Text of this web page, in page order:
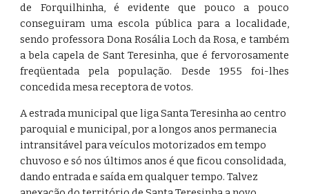
de Forquilhinha, é evidente que pouco a pouco
conseguiram uma escola pública para a localidade,
sendo professora Dona Rosália Loch da Rosa, e também
a bela capela de Sant Teresinha, que é fervorosamente
freqüentada pela população. Desde 1955 foi-lhes
concedida mesa receptora de votos.
A estrada municipal que liga Santa Teresinha ao centro
paroquial e municipal, por a longos anos permanecia
intransitável para veículos motorizados em tempo
chuvoso e só nos últimos anos é que ficou consolidada,
dando entrada e saída em qualquer tempo. Talvez